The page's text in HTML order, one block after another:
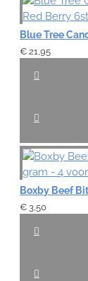
€ 21,95
€ 3,50